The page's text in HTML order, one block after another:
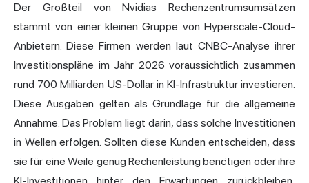
Der Großteil von Nvidias Rechenzentrumsumsätzen
stammt von einer kleinen Gruppe von Hyperscale-Cloud-
Anbietern. Diese Firmen werden laut CNBC-Analyse ihrer
Investitionspläne im Jahr 2026 voraussichtlich zusammen
rund 700 Milliarden US-Dollar in KI-Infrastruktur investieren.
Diese Ausgaben gelten als Grundlage für die allgemeine
Annahme. Das Problem liegt darin, dass solche Investitionen
in Wellen erfolgen. Sollten diese Kunden entscheiden, dass
sie für eine Weile genug Rechenleistung benötigen oder ihre